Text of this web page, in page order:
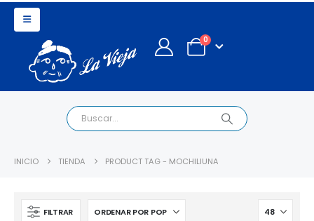
0
INICIO TIENDA PRODUCT TAG - MOCHILIUNA
FILTRAR